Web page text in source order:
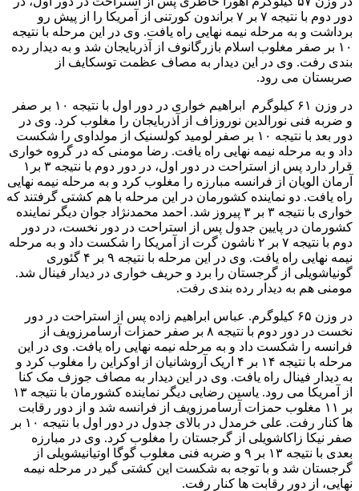
دور دوم با نتیجه ۷ بر ۷ براندون کورتنی از آمریکا را از پیش رو
برداشت و به مرحله نیمه نهایی راه یافت. وی در این مرحله با نتیجه
۱۰ بر صفر مغلوب اسلام بازرگانوف از آذربایجان شد و به دیدار رده
بندی رفت. وی در این دیدار به مصاف عظمت توسکایف از
صربستان می رود.
در وزن ۶۱ کیلوگرم ابراهیم خواری در دور اول با نتیجه ۱۰ بر صفر
و ضربه فنی نورالدین نوروزاف از آذربایجان را مغلوب کرد. وی در
دور بعد با نتیجه ۱۰ بر صفر لومید کولسنیک از مولداوی را شکست
داد و به مرحله نیمه نهایی راه یافت. رضا مومنی که در گروه خواری
قرار دارد پس از استراحت در دور اول، در دور دوم با نتیجه ۳ بر۱
آرمان الویان از فرانسه مبارزه را مغلوب کرد و به مرحله نیمه نهایی
راه یافت. دو نماینده کشورمان در این مرحله با هم کشتی گرفتند که
خواری با نتیجه ۳ بر ۳ پیروز شد. احمد محمدنژاد جوان دیگر نماینده
کشورمان در پایین جدول پس از استراحت در دور نخست، در دور
دوم با نتیجه ۷ بر ۲ ناشون گرت از آمریکا را شکست داد و به مرحله
نیمه نهایی راه یافت. وی در این مرحله با نتیجه ۹ بر ۴ گئوری
گونیاشویلی از گرجستان را برد و حریف خواری در دیدار فینال شد.
مومنی هم به دیدار رده بندی رفت.
در وزن ۶۵ کیلوگرم. عباس ابراهیم زاده پس از استراحت در دور
نخست در دور دوم با نتیجه ۸ بر صفر حمزات آرسامرزویف از
فرانسه را شکست داد و به مرحله نیمه نهایی راه یافت. وی در این
مرحله با نتیجه ۱۴ بر ۴ اریک آروشانیان از اوکراین را مغلوب کرد و
به دیدار فینال راه یافت. وی در این دیدار به مصاف جوزف مک کنا
از آمریکا می رود. یاسین رضایی دیگر نماینده کشورمان با نتیجه ۱۳
بر ۱۱ مغلوب حمزات آرسامرزویف از فرانسه شد و از دور رقابت
ها کنار رفت. علی خرمدل در بالای جدول در دور اول با نتیجه ۱۰ بر
صفر نیکا زاکاشویلی از گرجستان را مغلوب کرد. وی در مبارزه
بعدی با نتیجه ۱۳ بر ۹ و ضربه فنی مغلوب گوگا اوتیانیشویلی از
گرجستان شد و با توجه به شکست این کشتی گیر در مرحله نیمه
نهایی، از دور رقابت ها کنار رفت.